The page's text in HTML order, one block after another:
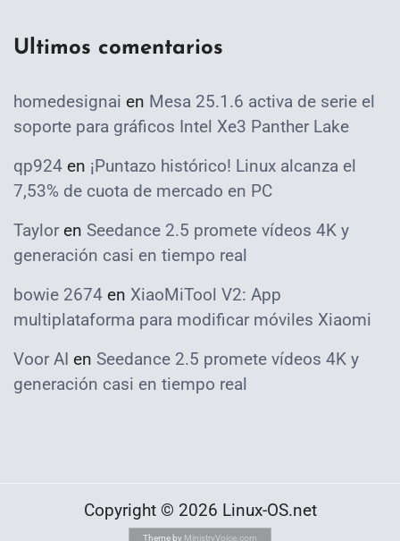
Ultimos comentarios
homedesignai en Mesa 25.1.6 activa de serie el
soporte para gráficos Intel Xe3 Panther Lake
qp924 en ¡Puntazo histórico! Linux alcanza el
7,53% de cuota de mercado en PC
Taylor en Seedance 2.5 promete vídeos 4K y
generación casi en tiempo real
bowie 2674 en XiaoMiTool V2: App
multiplataforma para modificar móviles Xiaomi
Voor AI en Seedance 2.5 promete vídeos 4K y
generación casi en tiempo real
Copyright © 2026 Linux-OS.net
Theme by MinistryVoice.com